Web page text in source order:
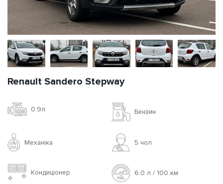
Renault Sandero Stepway
0.9л Бензин
Механіка 5 чoл
Кондиціонер 6.0 л / 100 км